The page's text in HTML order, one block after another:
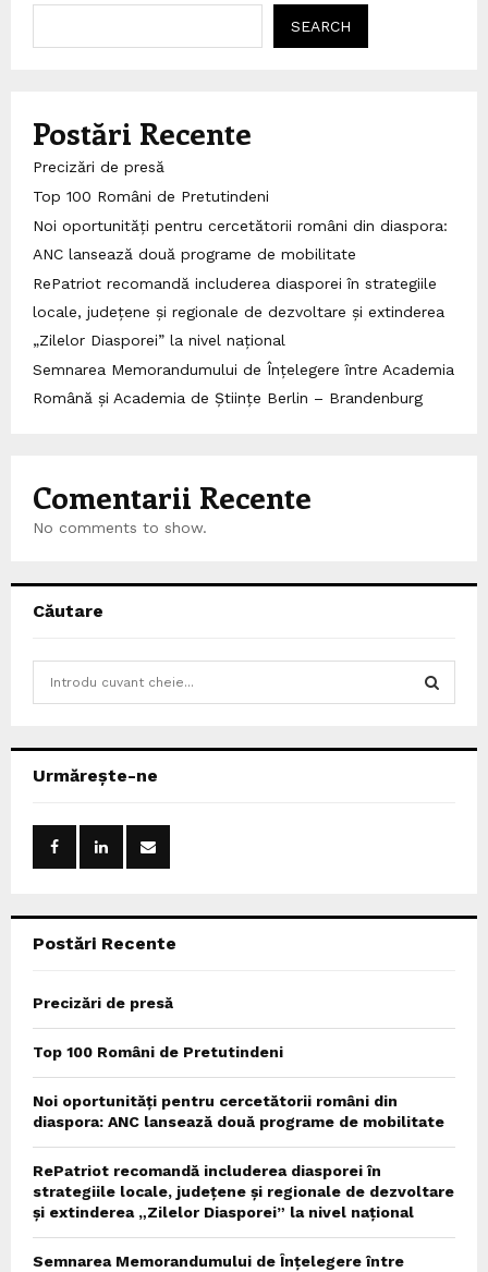
SEARCH
Postări Recente
Precizări de presă
Top 100 Români de Pretutindeni
Noi oportunități pentru cercetătorii români din diaspora:
ANC lansează două programe de mobilitate
RePatriot recomandă includerea diasporei în strategiile
locale, județene și regionale de dezvoltare și extinderea
„Zilelor Diasporei” la nivel național
Semnarea Memorandumului de Înțelegere între Academia
Română și Academia de Științe Berlin – Brandenburg
Comentarii Recente
No comments to show.
Căutare
h
Urmărește-ne
Postări Recente
Precizări de presă
Top 100 Români de Pretutindeni
Noi oportunități pentru cercetătorii români din
diaspora: ANC lansează două programe de mobilitate
RePatriot recomandă includerea diasporei în
strategiile locale, județene și regionale de dezvoltare
și extinderea „Zilelor Diasporei” la nivel național
Semnarea Memorandumului de Înțelegere între